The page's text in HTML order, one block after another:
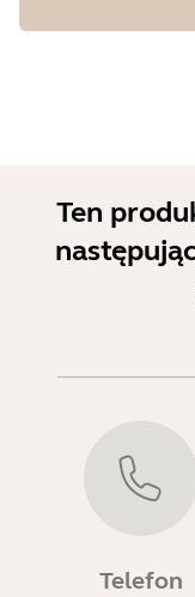
Ten
Telefon